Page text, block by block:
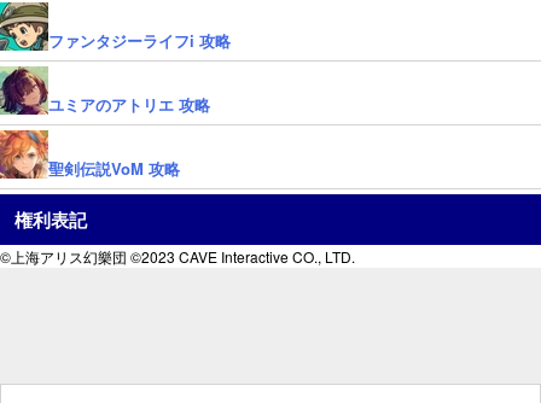
ファンタジーライフi 攻略
ユミアのアトリエ 攻略
聖剣伝説VoM 攻略
権利表記
©上海アリス幻樂団 ©2023 CAVE Interactive CO., LTD.